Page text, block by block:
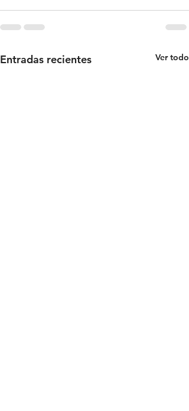
Entradas recientes Ver todo